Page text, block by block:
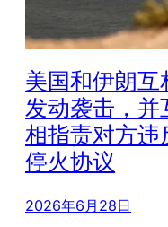
美国和伊朗互
发动袭击，并
相指责对方违
停火协议
2026年6月28日